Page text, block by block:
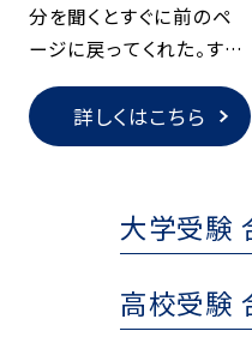
分を聞くとすぐに前のペ
ージに戻ってくれた。すご
く質問しやすい雰囲気で
した。詳しくはこちら
大学受験
高校受験